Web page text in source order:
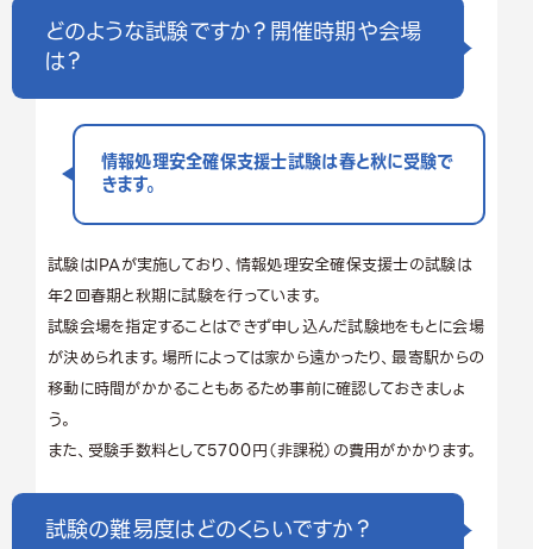
どのような試験ですか？開催時期や会場
は？
情報処理安全確保支援士試験は春と秋に受験で
きます。
試験はIPAが実施しており、情報処理安全確保支援士の試験は
年2回春期と秋期に試験を行っています。
試験会場を指定することはできず申し込んだ試験地をもとに会場
が決められます。場所によっては家から遠かったり、最寄駅からの
移動に時間がかかることもあるため事前に確認しておきましょ
う。
また、受験手数料として5700円（非課税）の費用がかかります。
試験の難易度はどのくらいですか？